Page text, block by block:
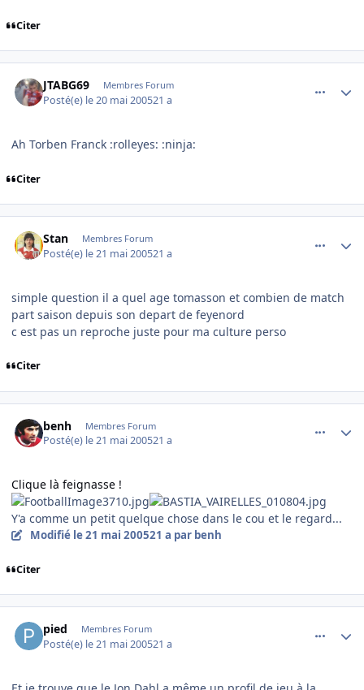
Citer
JTABG69 Membres Forum
Posté(e) le 20 mai 200521 a
Ah Torben Franck :rolleyes: :ninja:
Citer
Stan Membres Forum
Posté(e) le 21 mai 200521 a
simple question il a quel age tomasson et combien de match
part saison depuis son depart de feyenord
c est pas un reproche juste pour ma culture perso
Citer
benh Membres Forum
Posté(e) le 21 mai 200521 a
Clique là feignasse !
Y'a comme un petit quelque chose dans le cou et le regard...
Modifié le 21 mai 200521 a par benh
Citer
pied Membres Forum
Posté(e) le 21 mai 200521 a